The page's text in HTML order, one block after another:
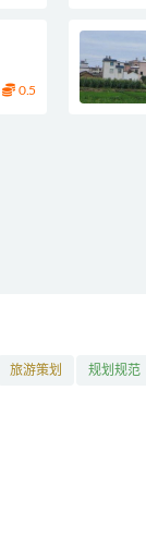
0.5
旅游策划 规划规范